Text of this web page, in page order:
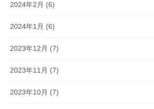
2024年2月 (6)
2024年1月 (6)
2023年12月 (7)
2023年11月 (7)
2023年10月 (7)